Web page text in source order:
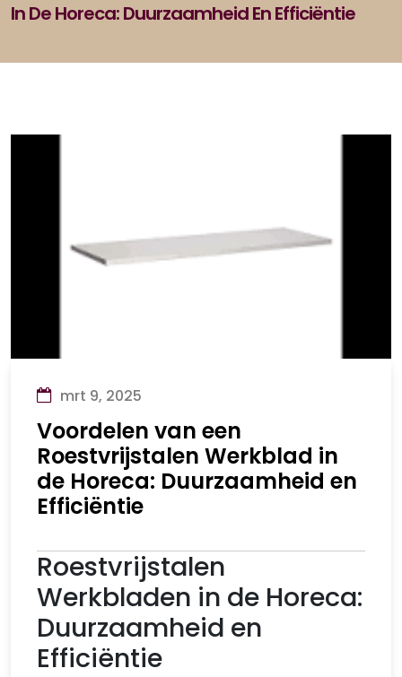
In De Horeca: Duurzaamheid En Efficiëntie
mrt 9, 2025
Voordelen van een
Roestvrijstalen Werkblad in
de Horeca: Duurzaamheid en
Efficiëntie
Roestvrijstalen
Werkbladen in de Horeca:
Duurzaamheid en
Efficiëntie